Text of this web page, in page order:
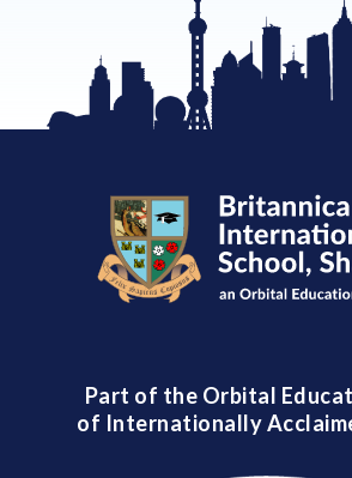
Part of the Orbital
of Internationally